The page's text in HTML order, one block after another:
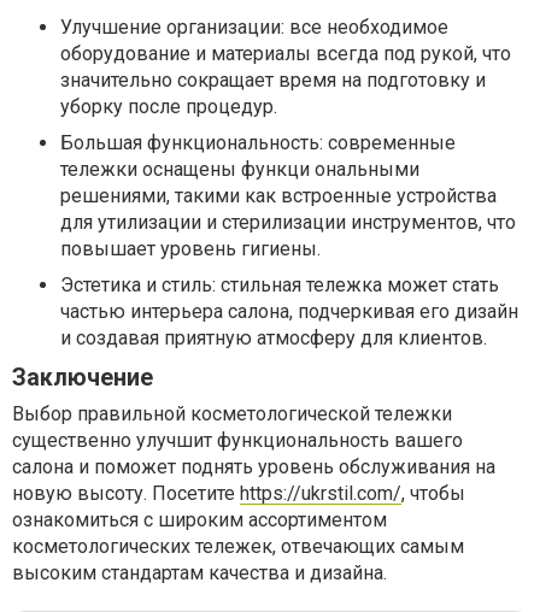
Улучшение организации: все необходимое
оборудование и материалы всегда под рукой, что
значительно сокращает время на подготовку и
уборку после процедур.
Большая функциональность: современные
тележки оснащены функци ональными
решениями, такими как встроенные устройства
для утилизации и стерилизации инструментов, что
повышает уровень гигиены.
Эстетика и стиль: стильная тележка может стать
частью интерьера салона, подчеркивая его дизайн
и создавая приятную атмосферу для клиентов.
Заключение
Выбор правильной косметологической тележки
существенно улучшит функциональность вашего
салона и поможет поднять уровень обслуживания на
новую высоту. Посетите https://ukrstil.com/, чтобы
ознакомиться с широким ассортиментом
косметологических тележек, отвечающих самым
высоким стандартам качества и дизайна.